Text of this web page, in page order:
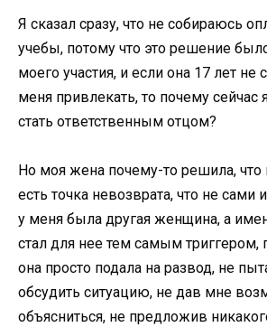
Я сказал сразу, что не собираюсь
учебы, потому что это решение
моего участия, и если она 17 лет
меня привлекать, то почему сейчас
стать ответственным отцом?
Но моя жена почему-то решила, что
есть точка невозврата, что не сами
у меня была другая женщина, а
стал для нее тем самым триггером,
она просто подала на развод, не
обсудить ситуацию, не дав мне
объясниться, не предложив